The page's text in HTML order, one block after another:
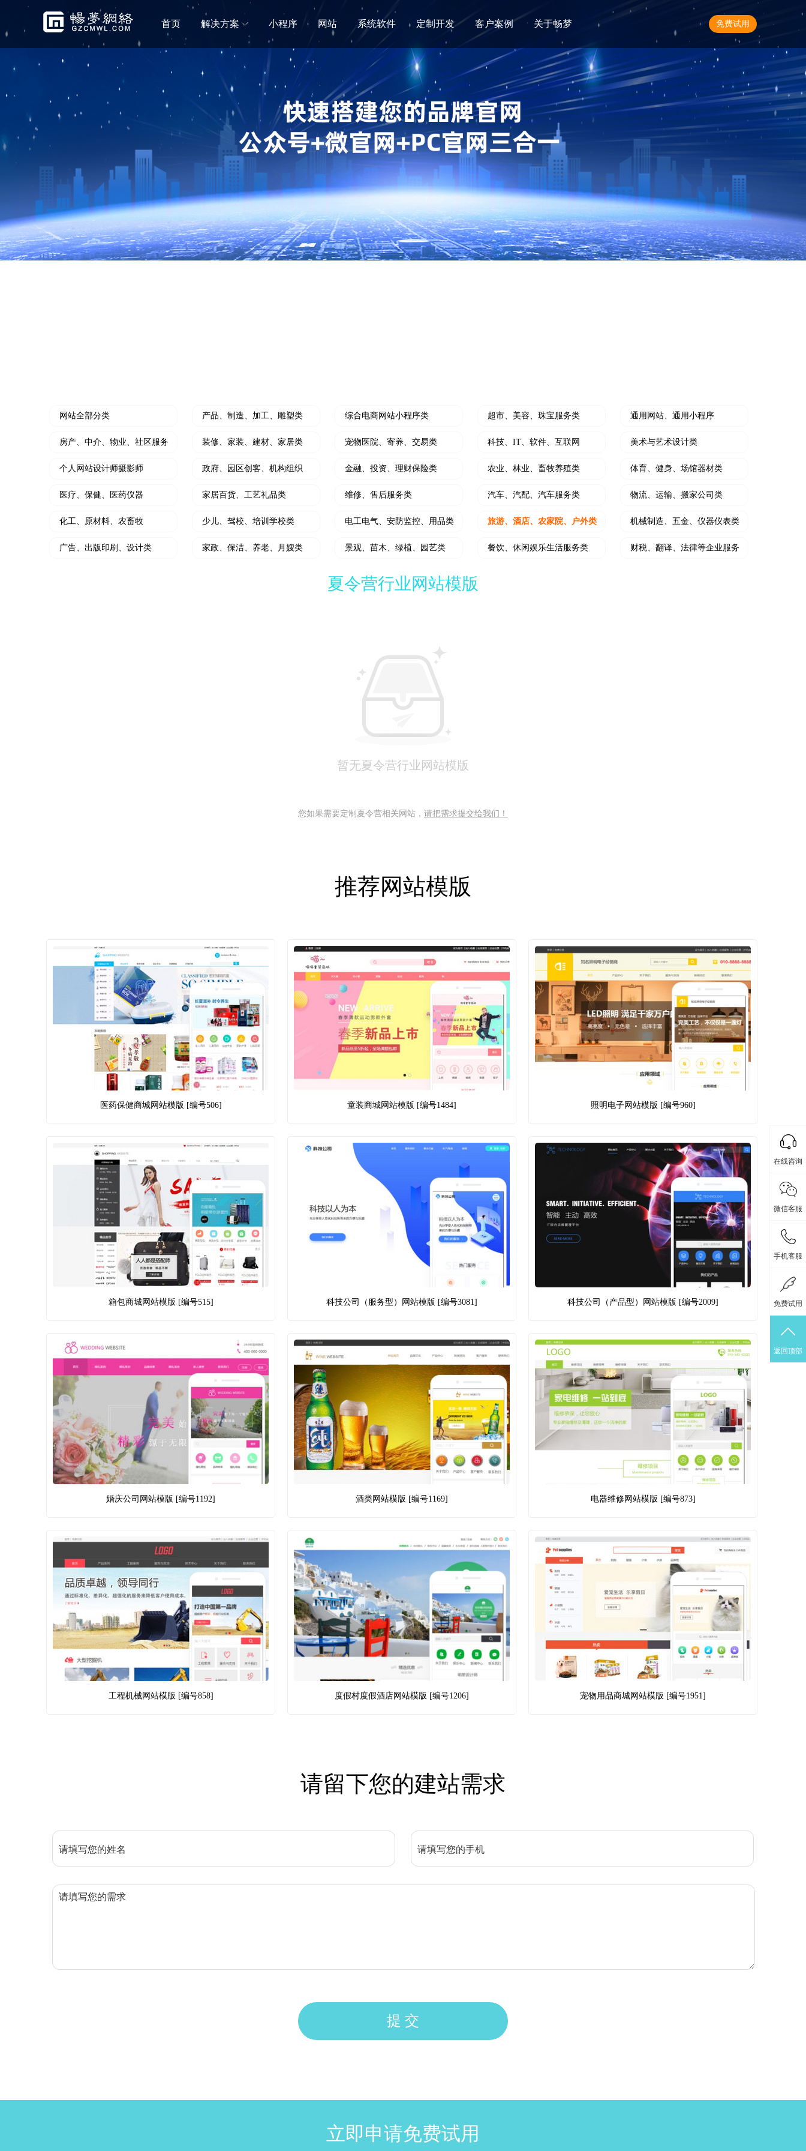
首页 解决方案
移动电商拼团分销砍价秒杀一样都不能少
微信小程序直播 NEW
小程序直播可助力商家实现流量高效变现
蛋糕店门店小程序 鲜花店小程序
鲜花门店移动营销利器
便利店小程序
新零售＋新门店，消费体验无缝衔接 生鲜门店构建社区新零售闭环
智慧餐饮系统
外卖点餐小程序 HOT
轻松拥有自己的外卖小程序/自动接单
堂食点餐小程序
每个座位有独立点餐码/自动接单
外卖+堂食标准版小程序
外卖堂食/先付后吃/自动接单
HOT
模版建站（600+套模版，快速上线）
企业网站模版（电脑版+手机版）
低成本建站，快速搭建营销网站
网站商城模版
助力企业低成本搭建电脑端商城
H5手机站模版
快速搭建H5手机版企业网站
小程序 网站 系统软件 定制开发 客户案例 关于畅梦 免费试用
网站全部分类 产品、制造、加工、雕塑类 综合电商网站小程序类 超市、美容、珠宝服务类 通用网站、通用小程序
房产、中介、物业、社区服务 装修、家装、建材、家居类 宠物医院、寄养、交易类 科技、IT、软件、互联网 美术与艺术设计类
个人网站设计师摄影师 政府、园区创客、机构组织 金融、投资、理财保险类 农业、林业、畜牧养殖类 体育、健身、场馆器材类
医疗、保健、医药仪器 家居百货、工艺礼品类 维修、售后服务类 汽车、汽配、汽车服务类 物流、运输、搬家公司类
化工、原材料、农畜牧 少儿、驾校、培训学校类 电工电气、安防监控、用品类 旅游、酒店、农家院、户外类 机械制造、五金、仪器仪表类
广告、出版印刷、设计类 家政、保洁、养老、月嫂类 景观、苗木、绿植、园艺类 餐饮、休闲娱乐生活服务类 财税、翻译、法律等企业服务
夏令营行业网站模版
暂无夏令营行业网站模版
您如果需要定制夏令营相关网站， 请把需求提交给我们！
推荐网站模版
医药保健商城网站模版 [编号506] 童装商城网站模版 [编号1484] 照明电子网站模版 [编号960]
箱包商城网站模版 [编号515] 科技公司（服务型）网站模版 [编号3081] 科技公司（产品型）网站模版 [编号2009]
婚庆公司网站模版 [编号1192] 酒类网站模版 [编号1169] 电器维修网站模版 [编号873]
工程机械网站模版 [编号858] 度假村度假酒店网站模版 [编号1206] 宠物用品商城网站模版 [编号1951]
请留下您的建站需求
提 交
立即申请免费试用
在线咨询
微信客服
手机客服
免费试用
返回顶部